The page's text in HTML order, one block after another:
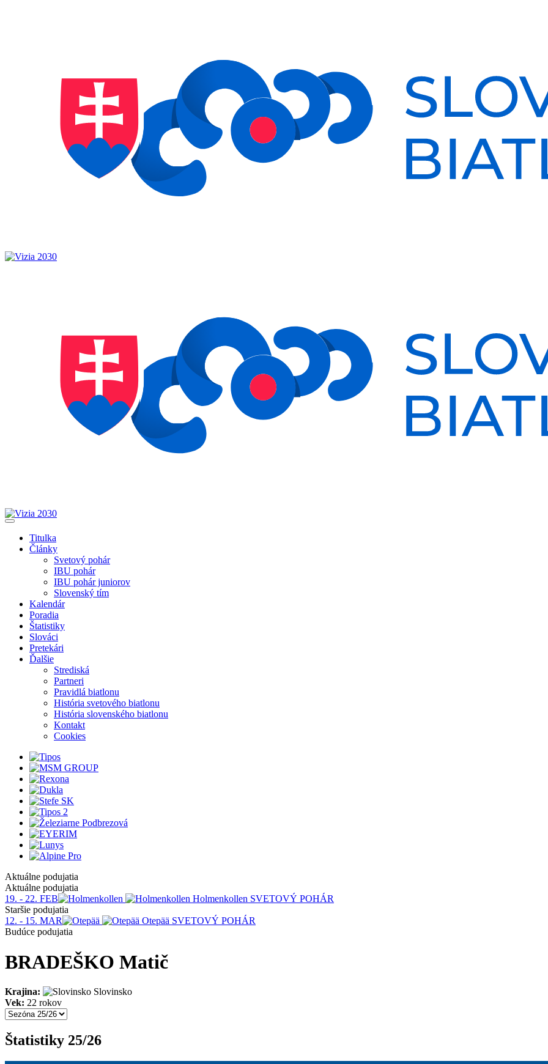
Titulka
Články
Svetový pohár
IBU pohár
IBU pohár juniorov
Slovenský tím
Kalendár
Poradia
Štatistiky
Slováci
Pretekári
Ďalšie
Strediská
Partneri
Pravidlá biatlonu
História svetového biatlonu
História slovenského biatlonu
Kontakt
Cookies
Aktuálne podujatia
Aktuálne podujatia
19. - 22. FEB
Holmenkollen SVETOVÝ POHÁR
Staršie podujatia
12. - 15. MAR
Otepää SVETOVÝ POHÁR
Budúce podujatia
BRADEŠKO Matič
Krajina:
Slovinsko
Vek: 22 rokov
Štatistiky 25/26